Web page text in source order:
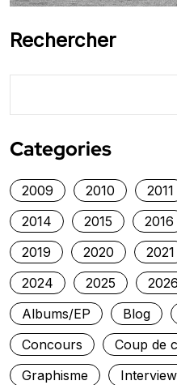
Rechercher
Categories
2009 2010 2011
2014
2015 2016
2019
2020 2021
2024
2025 2026
Albums/EP
Blog
Concours
Coup de
Graphisme
Interview